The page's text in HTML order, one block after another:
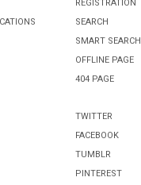
SEARCH
SMART SEARCH
OFFLINE PAGE
404 PAGE
TWITTER
FACEBOOK
TUMBLR
PINTEREST